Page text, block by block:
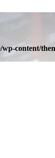
wp-content/